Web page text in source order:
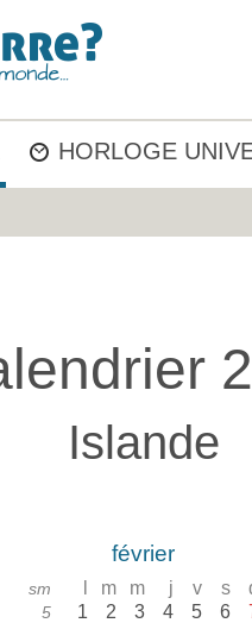
HORLOGE
Islande
février
sm m m j v s
5 1 2 3 4 5 6